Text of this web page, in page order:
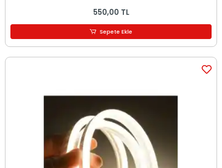
550,00 TL
Sepete Ekle